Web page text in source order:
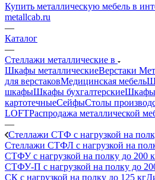
Купить металлическую мебель в
metallcab.ru
—
Каталог
—
Стеллажи металлические в
Шкафы металлическиеВерстаки
для верстаковМедицинская мебель
шкафыШкафы бухгалтерскиеШкафы
картотечныеСейфыСтолы
LOFTРаспродажа металлической
—
Стеллажи СТФ с нагрузкой на
Стеллажи СТФЛ с нагрузкой на
СТФУ с нагрузкой на полку до 200
СТФУ-П с нагрузкой на полку до
СК с нагрузкой на полку до 125 кг